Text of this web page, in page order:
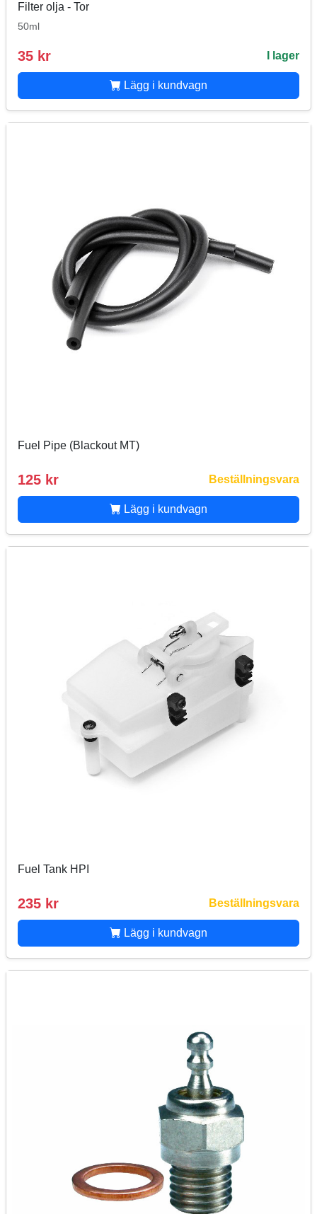
Filter olja - Tor
50ml
35 kr I lager
Lägg i kundvagn
Fuel Pipe (Blackout MT)
125 kr Beställningsvara
Lägg i kundvagn
Fuel Tank HPI
235 kr Beställningsvara
Lägg i kundvagn